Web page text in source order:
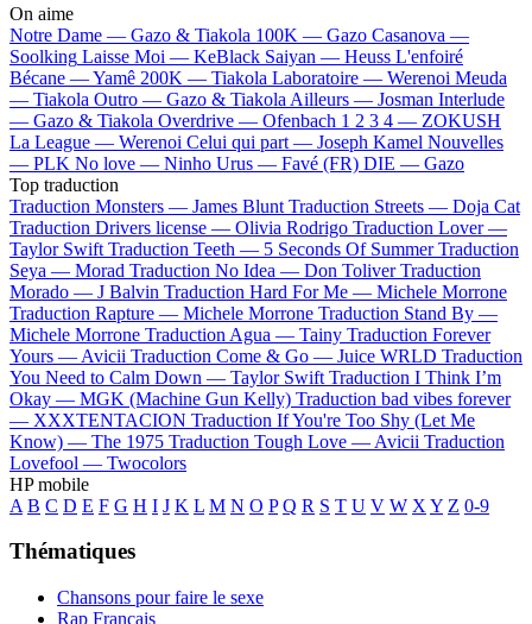
On aime
Notre Dame — Gazo & Tiakola 100K — Gazo Casanova —
Soolking Laisse Moi — KeBlack Saiyan — Heuss L'enfoiré
Bécane —Yamê 200K — Tiakola Laboratoire — Werenoi Meuda
— Tiakola Outro — Gazo & Tiakola Ailleurs — Josman Interlude
— Gazo & Tiakola Overdrive — Ofenbach 1 2 3 4 — ZOKUSH
La League — Werenoi Celui qui part — Joseph Kamel Nouvelles
— PLK No love — Ninho Urus — Favé (FR) DIE — Gazo
Top traduction
Traduction Monsters — James Blunt Traduction Streets — Doja Cat
Traduction Drivers license — Olivia Rodrigo Traduction Lover —
Taylor Swift Traduction Teeth — 5 Seconds Of Summer Traduction
Seya — Morad Traduction No Idea — Don Toliver Traduction
Morado — J Balvin Traduction Hard For Me — Michele Morrone
Traduction Rapture — Michele Morrone Traduction Stand By —
Michele Morrone Traduction Agua — Tainy Traduction Forever
Yours — Avicii Traduction Come & Go — Juice WRLD Traduction
You Need to Calm Down — Taylor Swift Traduction I Think I’m
Okay — MGK (Machine Gun Kelly) Traduction bad vibes forever
— XXXTENTACION Traduction If You're Too Shy (Let Me
Know) — The 1975 Traduction Tough Love — Avicii Traduction
Lovefool — Twocolors
HP mobile
A B C D E F G H I J K L M N O P Q R S T U V W X Y Z 0-9
Thématiques
Chansons pour faire le sexe
Rap Français